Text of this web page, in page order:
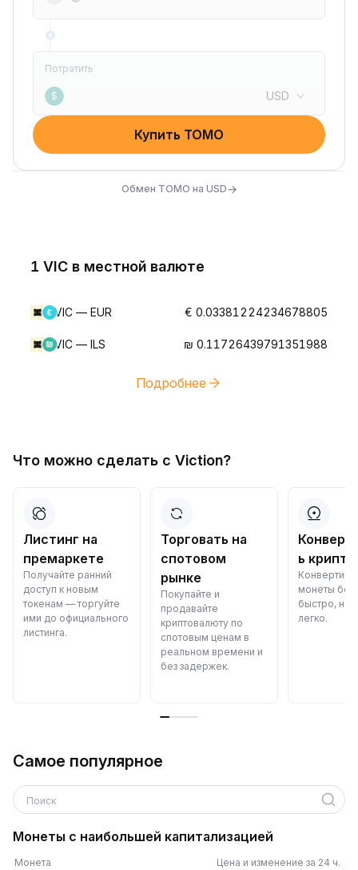
Потратить
$ USD
Купить TOMO
Обмен TOMO на USD→
1 VIC в местной валюте
VIC — EUR € 0.03381224234678805
VIC — ILS ₪ 0.11726439791351988
Подробнее
Что можно сделать с Viction?
Листинг на
премаркете
Получайте ранний
доступ к новым
токенам — торгуйте
ими до официального
листинга.
Торговать на
спотовом
рынке
Покупайте и
продавайте
криптовалюту по
спотовым ценам в
реальном времени и
без задержек.
ь
монеты
быстро,
легко.
Самое популярное
Поиск
Монеты с наибольшей капитализацией
Монета Цена и изменение за 24 ч.